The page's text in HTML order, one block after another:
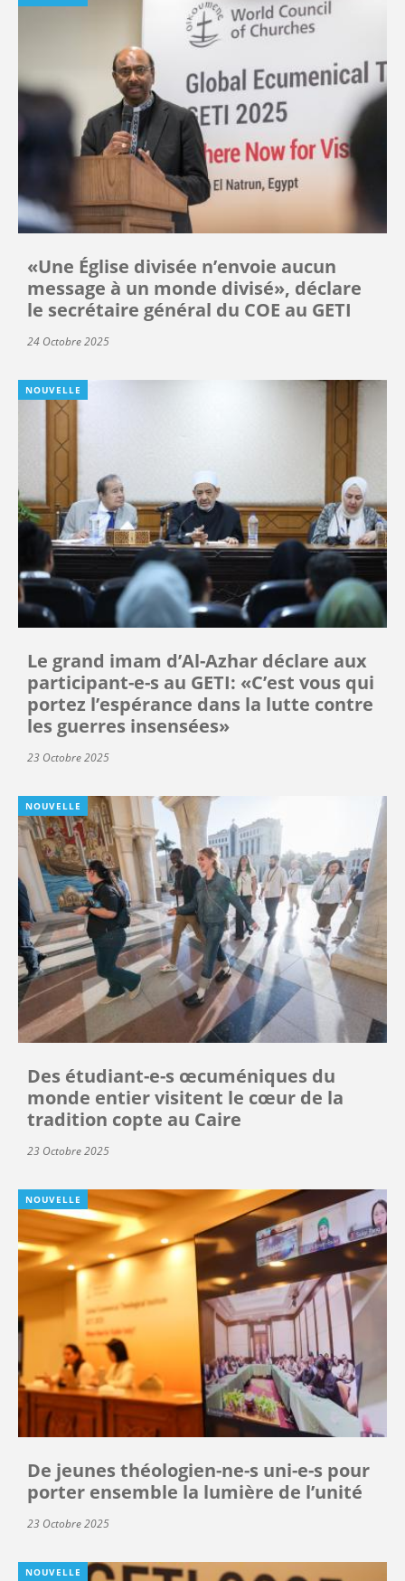
«Une Église divisée n’envoie aucun
message à un monde divisé», déclare
le secrétaire général du COE au GETI
24 Octobre 2025
NOUVELLE
Le grand imam d’Al-Azhar déclare aux
participant-e-s au GETI: «C’est vous qui
portez l’espérance dans la lutte contre
les guerres insensées»
23 Octobre 2025
NOUVELLE
Des étudiant-e-s œcuméniques du
monde entier visitent le cœur de la
tradition copte au Caire
23 Octobre 2025
NOUVELLE
De jeunes théologien-ne-s uni-e-s pour
porter ensemble la lumière de l’unité
23 Octobre 2025
NOUVELLE